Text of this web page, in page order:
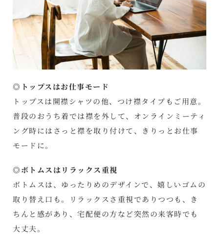
◎トップスはお仕事モード
トップスは開襟シャツの他、つけ襟タイプもご用意。
普段のおうち着では襟を外して、オンラインミーティ
ング時にはさっと襟を取り付けて、きりっとお仕事
モードに。
◎ボトムスはリラックス重視
ボトムスは、ゆったりめのデザインで、嬉しいゴムの
取り替え口も。リラックスさ重視でありつつも、き
ちんと感があり、宅配便の方など突然の来客時でも
大丈夫。